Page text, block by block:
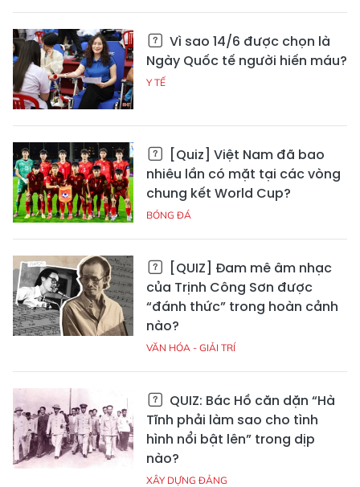
Vì sao 14/6 được chọn là
Ngày Quốc tế người hiến máu?
Y TẾ
[Quiz] Việt Nam đã bao
nhiêu lần có mặt tại các vòng
chung kết World Cup?
BÓNG ĐÁ
[QUIZ] Đam mê âm nhạc
của Trịnh Công Sơn được
“đánh thức” trong hoàn cảnh
nào?
VĂN HÓA - GIẢI TRÍ
QUIZ: Bác Hồ căn dặn “Hà
Tĩnh phải làm sao cho tình
hình nổi bật lên” trong dịp
nào?
XÂY DỰNG ĐẢNG